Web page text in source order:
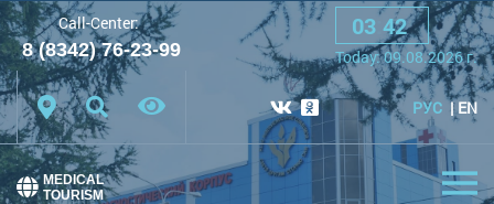
Font: A A A
Color scheme: White scheme Black scheme
Regular site
Call-Center:
8 (8342) 76-23-99
03:42
Today:09.08.2026г.
РУС EN
MEDICAL
TOURISM